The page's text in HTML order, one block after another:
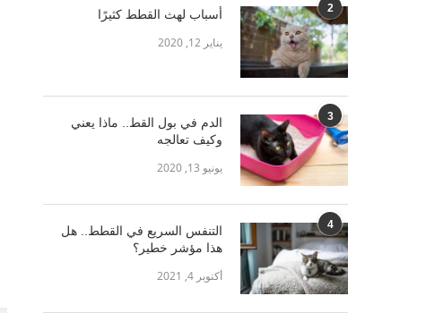
2 أسباب لهث القطط كثيرًا
يناير 12, 2020
3
الدم في بول القط.. ماذا يعني
وكيف تعالجه
يونيو 13, 2020
4
التنفس السريع في القطط.. هل
هذا مؤشر خطير؟
أكتوبر 4, 2021